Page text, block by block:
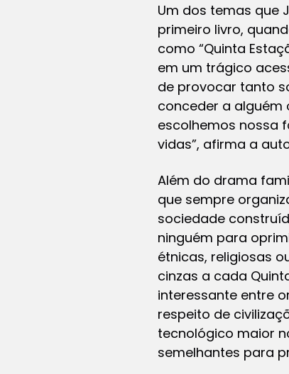
Um dos temas que
primeiro livro,
como “Quinta
em um trágico
de provocar tanto
conceder a alguém
escolhemos nossa
vidas”, afirma a
Além do drama
que sempre
sociedade
ninguém para
étnicas, religiosas
cinzas a cada
interessante entre
respeito de
tecnológico maior
semelhantes para